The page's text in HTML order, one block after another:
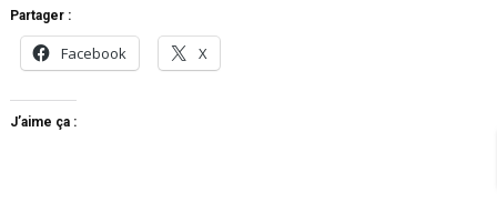
Partager :
Facebook X
J’aime ça :